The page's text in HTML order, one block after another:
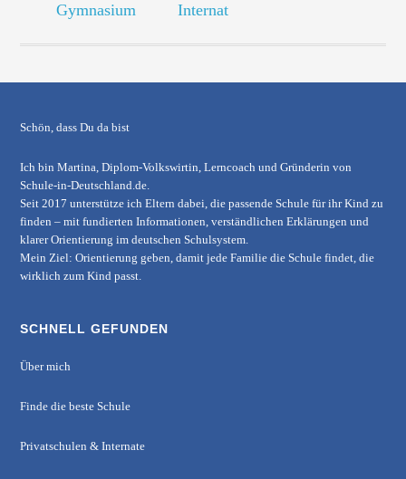
Gymnasium Internat
Schön, dass Du da bist
Ich bin Martina, Diplom-Volkswirtin, Lerncoach und Gründerin von
Schule-in-Deutschland.de.
Seit 2017 unterstütze ich Eltern dabei, die passende Schule für ihr Kind zu
finden – mit fundierten Informationen, verständlichen Erklärungen und
klarer Orientierung im deutschen Schulsystem.
Mein Ziel: Orientierung geben, damit jede Familie die Schule findet, die
wirklich zum Kind passt.
SCHNELL GEFUNDEN
Über mich
Finde die beste Schule
Privatschulen & Internate